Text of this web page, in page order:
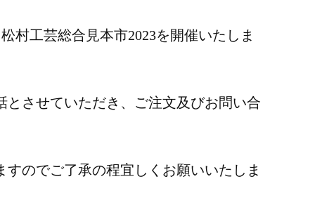
者:
村工芸総合見本市2023を開催いたしま
させていただき、ご注文及びお問い合
のでご了承の程宜しくお願いいたしま